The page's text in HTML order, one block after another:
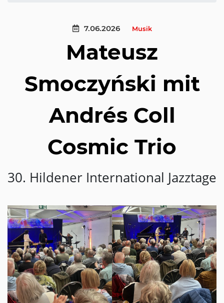
7.06.2026 Musik
Mateusz
Smoczyński mit
Andrés Coll
Cosmic Trio
30. Hildener International Jazztage